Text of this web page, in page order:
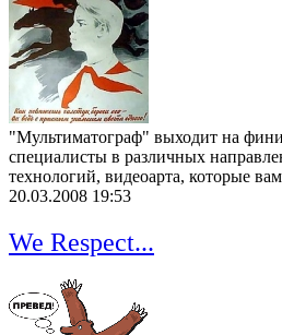
"Мультиматограф" выходит на
специалисты в различных
технологий, видеоарта, которые
20.03.2008 19:53
We Respect...